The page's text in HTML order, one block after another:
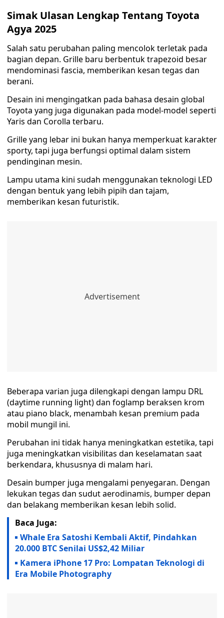
Simak Ulasan Lengkap Tentang Toyota
Agya 2025
Salah satu perubahan paling mencolok terletak pada
bagian depan. Grille baru berbentuk trapezoid besar
mendominasi fascia, memberikan kesan tegas dan
berani.
Desain ini mengingatkan pada bahasa desain global
Toyota yang juga digunakan pada model-model seperti
Yaris dan Corolla terbaru.
Grille yang lebar ini bukan hanya memperkuat karakter
sporty, tapi juga berfungsi optimal dalam sistem
pendinginan mesin.
Lampu utama kini sudah menggunakan teknologi LED
dengan bentuk yang lebih pipih dan tajam,
memberikan kesan futuristik.
Beberapa varian juga dilengkapi dengan lampu DRL
(daytime running light) dan foglamp beraksen krom
atau piano black, menambah kesan premium pada
mobil mungil ini.
Perubahan ini tidak hanya meningkatkan estetika, tapi
juga meningkatkan visibilitas dan keselamatan saat
berkendara, khususnya di malam hari.
Desain bumper juga mengalami penyegaran. Dengan
lekukan tegas dan sudut aerodinamis, bumper depan
dan belakang memberikan kesan lebih solid.
Baca Juga:
Whale Era Satoshi Kembali Aktif, Pindahkan
20.000 BTC Senilai US$2,42 Miliar
Kamera iPhone 17 Pro: Lompatan Teknologi di
Era Mobile Photography